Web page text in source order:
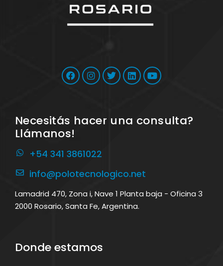
Necesitás hacer una consulta?
Llámanos!
+54 341 3861022
info@polotecnologico.net
Lamadrid 470, Zona i, Nave 1 Planta baja - Oficina 3
2000 Rosario, Santa Fe, Argentina.
Donde estamos